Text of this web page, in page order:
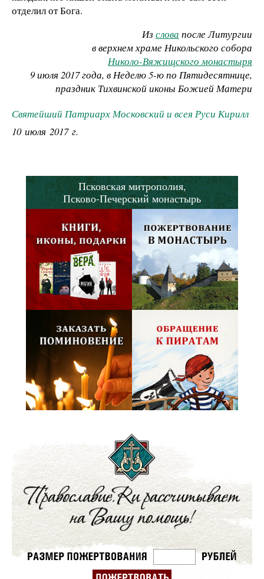
отделил от Бога.
Изслова после Литургии
в верхнем храме Никольского собора
Николо-Вяжищского монастыря
9 июля 2017 года, в Неделю 5-ю по Пятидесятнице,
праздник Тихвинской иконы Божией Матери
Святейший Патриарх Московский и всея Руси Кирилл
10 июля 2017 г.
Псковская митрополия,
Псково-Печерский монастырь